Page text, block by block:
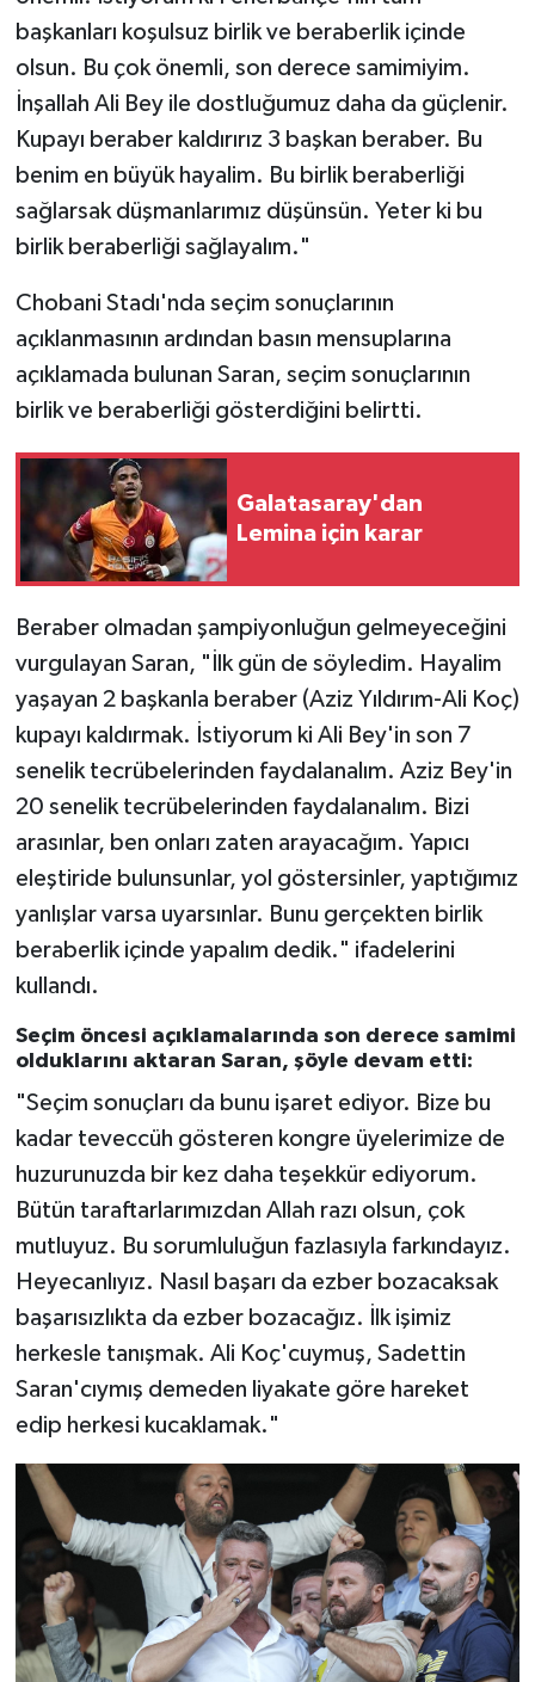
başkanları koşulsuz birlik ve beraberlik içinde
olsun. Bu çok önemli, son derece samimiyim.
İnşallah Ali Bey ile dostluğumuz daha da güçlenir.
Kupayı beraber kaldırırız 3 başkan beraber. Bu
benim en büyük hayalim. Bu birlik beraberliği
sağlarsak düşmanlarımız düşünsün. Yeter ki bu
birlik beraberliği sağlayalım."
Chobani Stadı'nda seçim sonuçlarının
açıklanmasının ardından basın mensuplarına
açıklamada bulunan Saran, seçim sonuçlarının
birlik ve beraberliği gösterdiğini belirtti.
Galatasaray'dan
Lemina için karar
Beraber olmadan şampiyonluğun gelmeyeceğini
vurgulayan Saran, "İlk gün de söyledim. Hayalim
yaşayan 2 başkanla beraber (Aziz Yıldırım-Ali Koç)
kupayı kaldırmak. İstiyorum ki Ali Bey'in son 7
senelik tecrübelerinden faydalanalım. Aziz Bey'in
20 senelik tecrübelerinden faydalanalım. Bizi
arasınlar, ben onları zaten arayacağım. Yapıcı
eleştiride bulunsunlar, yol göstersinler, yaptığımız
yanlışlar varsa uyarsınlar. Bunu gerçekten birlik
beraberlik içinde yapalım dedik." ifadelerini
kullandı.
Seçim öncesi açıklamalarında son derece samimi
olduklarını aktaran Saran, şöyle devam etti:
"Seçim sonuçları da bunu işaret ediyor. Bize bu
kadar teveccüh gösteren kongre üyelerimize de
huzurunuzda bir kez daha teşekkür ediyorum.
Bütün taraftarlarımızdan Allah razı olsun, çok
mutluyuz. Bu sorumluluğun fazlasıyla farkındayız.
Heyecanlıyız. Nasıl başarı da ezber bozacaksak
başarısızlıkta da ezber bozacağız. İlk işimiz
herkesle tanışmak. Ali Koç'cuymuş, Sadettin
Saran'cıymış demeden liyakate göre hareket
edip herkesi kucaklamak."